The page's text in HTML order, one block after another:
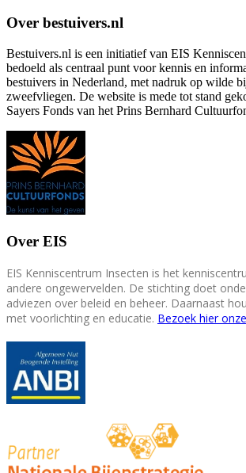
Over bestuivers.nl
Bestuivers.nl is een initiatief van EIS
bedoeld als centraal punt voor kennis en
bestuivers in Nederland, met nadruk op wilde
zweefvliegen. De website is mede tot stand
Sayers Fonds van het Prins Bernhard
Over EIS
EIS Kenniscentrum Insecten is het
andere ongewervelden. De stichting doet
adviezen over beleid en beheer. Daarnaast
met voorlichting en educatie. Bezoek hier